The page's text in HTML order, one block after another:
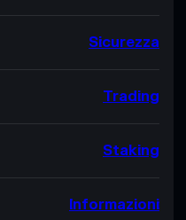
Sicurezza
Trading
Staking
Informazioni